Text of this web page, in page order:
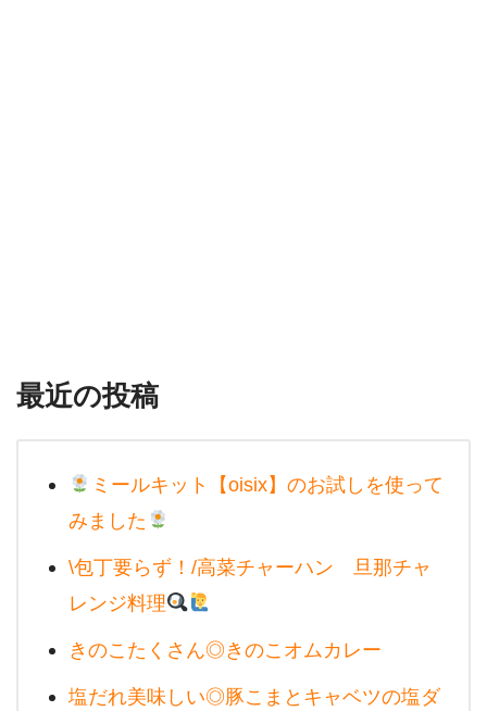
最近の投稿
ミールキット【oisix】のお試しを使って
みました
\包丁要らず！/高菜チャーハン 旦那チャ
レンジ料理
きのこたくさん◎きのこオムカレー
塩だれ美味しい◎豚こまとキャベツの塩ダ